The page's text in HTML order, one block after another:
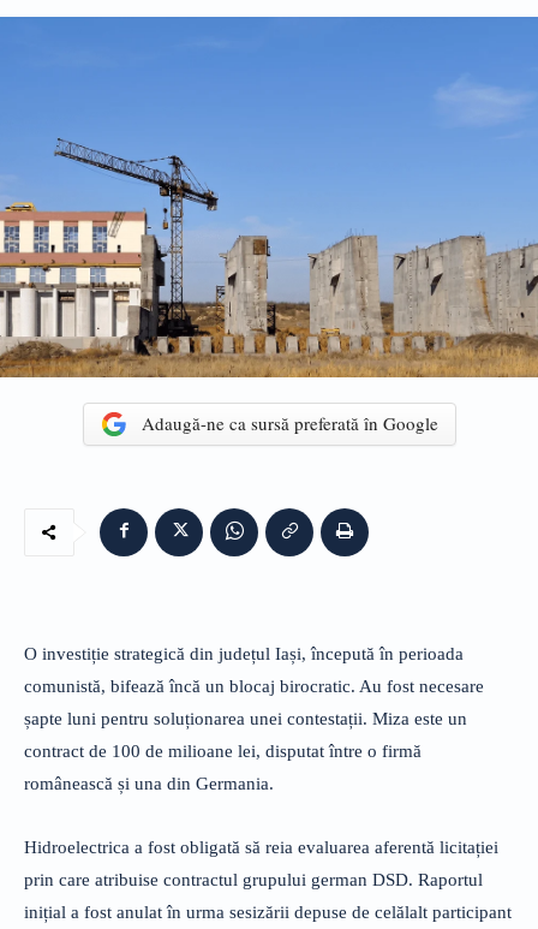
Adaugă-ne ca sursă preferată în Google
O investiție strategică din județul Iași, începută în perioada
comunistă, bifează încă un blocaj birocratic. Au fost necesare
șapte luni pentru soluționarea unei contestații. Miza este un
contract de 100 de milioane lei, disputat între o firmă
românească și una din Germania.
Hidroelectrica a fost obligată să reia evaluarea aferentă licitației
prin care atribuise contractul grupului german DSD. Raportul
inițial a fost anulat în urma sesizării depuse de celălalt participant